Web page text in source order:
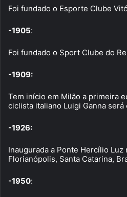
Foi fundado o Esporte Clube
-1905:
Foi fundado o Sport Clube do
-1909:
Tem início em Milão a primeira
ciclista italiano Luigi Ganna
-1926:
Inaugurada a Ponte Hercílio Luz
Florianópolis, Santa Catarina,
-1950: